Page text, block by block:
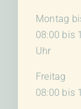
Montag
08:00 bis
Uhr
Freitag
08:00 bis